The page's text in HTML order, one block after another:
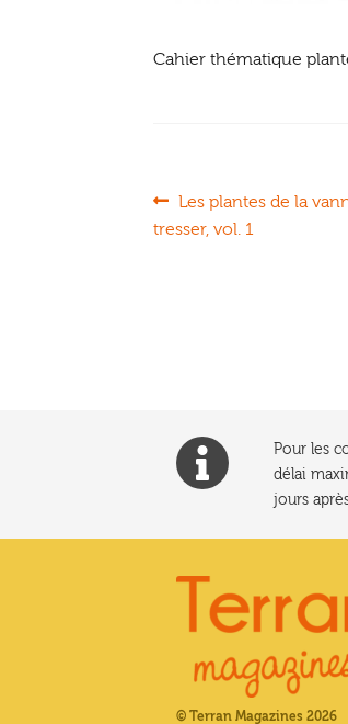
Cahier thématique
Navigation
Article
précédent :
Les plantes de la
tresser, vol. 1
Pour les
délai
jours
© Terran Magazines 2026